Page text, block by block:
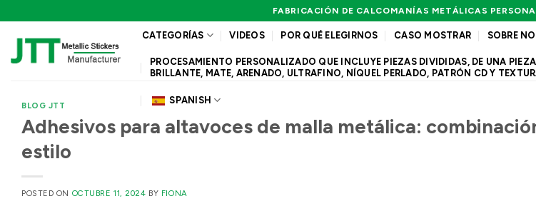
al
contenido
FABRICACIÓN DE CALCOMANÍAS METÁLICAS
CATEGORÍAS VIDEOS POR QUÉ ELEGIRNOS CASO MOSTRAR SOBRE
PROCESAMIENTO PERSONALIZADO QUE INCLUYE PIEZAS DIVIDIDAS, DE UNA
BRILLANTE, MATE, ARENADO, ULTRAFINO, NÍQUEL PERLADO, PATRÓN CD Y
SPANISH
BLOG JTT
Adhesivos para altavoces de malla metálica:
estilo
POSTED ON OCTUBRE 11, 2024 BY FIONA